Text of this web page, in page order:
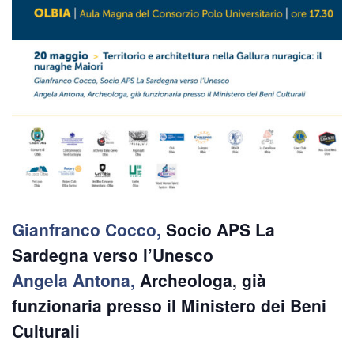
Gianfranco Cocco, Socio APS La
Sardegna verso l’Unesco
Angela Antona, Archeologa, già
funzionaria presso il Ministero dei Beni
Culturali